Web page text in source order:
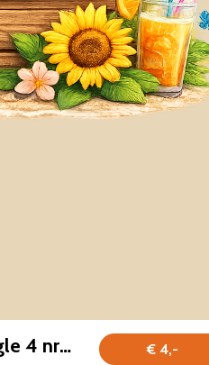
€ 4,-
Adamo Quand Les Roses vinyl EP single 4 nrs 1964 zeer mooi